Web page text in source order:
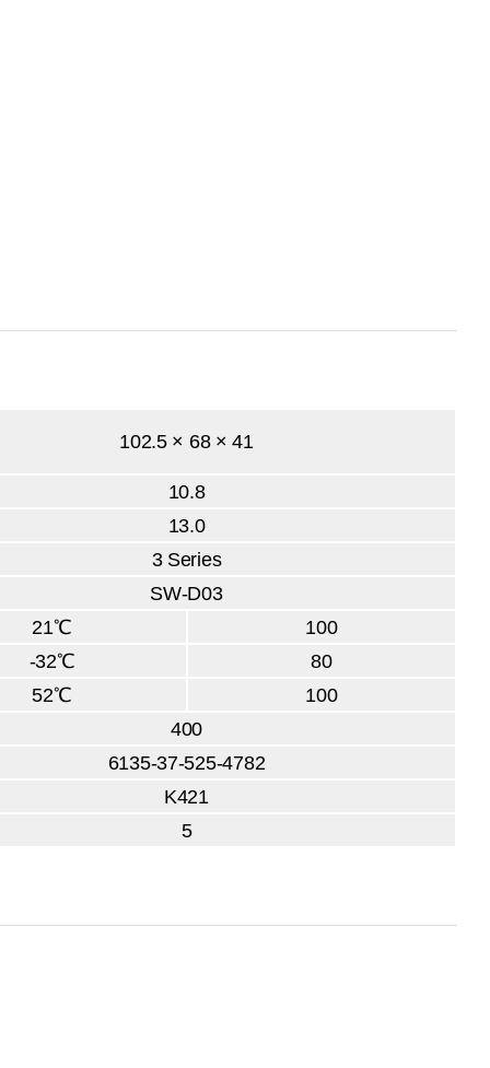
102.5 × 68 × 41
10.8
13.0
3 Series
SW-D03
21℃
100
-32℃
80
52℃
100
400
6135-37-525-4782
K421
5